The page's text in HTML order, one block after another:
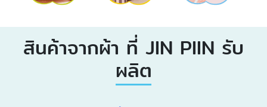
สินค้าจากผ้า ที่ JIN PIIN รับ
ผลิต